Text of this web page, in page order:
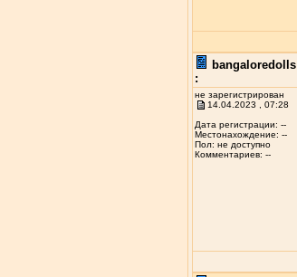
bangaloredolls
:
не зарегистрирован
14.04.2023 , 07:28
Дата регистрации: --
Местонахождение: --
Пол: не доступно
Комментариев: --